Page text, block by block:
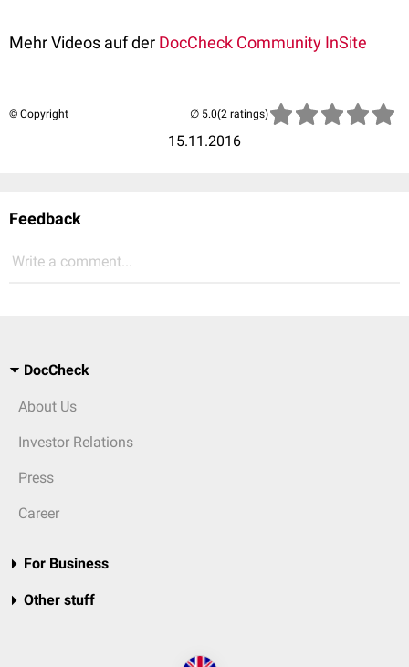
Mehr Videos auf der DocCheck Community InSite
© Copyright
15.11.2016
(2 ratings)
Feedback
Write a comment...
DocCheck
About Us
Investor Relations
Press
Career
For Business
Other stuff